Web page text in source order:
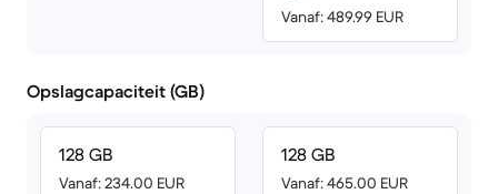
Vanaf: 489.99 EUR
Opslagcapaciteit (GB)
128 GB
Vanaf: 234.00 EUR
128 GB
Vanaf: 465.00 EUR